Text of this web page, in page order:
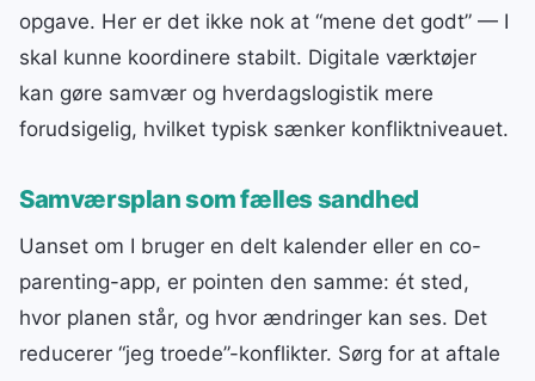
opgave. Her er det ikke nok at “mene det godt” — I
skal kunne koordinere stabilt. Digitale værktøjer
kan gøre samvær og hverdagslogistik mere
forudsigelig, hvilket typisk sænker konfliktniveauet.
Samværsplan som fælles sandhed
Uanset om I bruger en delt kalender eller en co-
parenting-app, er pointen den samme: ét sted,
hvor planen står, og hvor ændringer kan ses. Det
reducerer “jeg troede”-konflikter. Sørg for at aftale